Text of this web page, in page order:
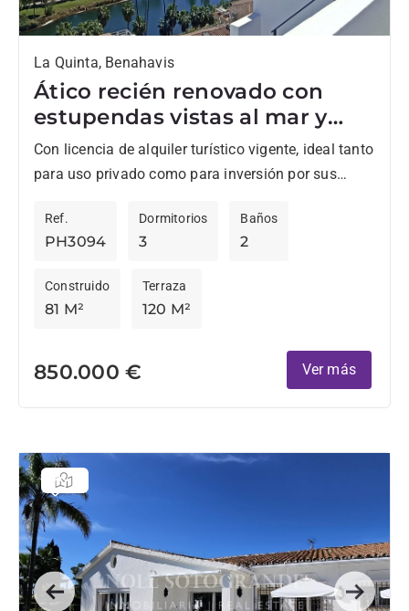
La Quinta, Benahavis
Ático recién renovado con
estupendas vistas al mar y
golf en La Quinta, Benahavis
Con licencia de alquiler turístico vigente, ideal tanto
para uso privado como para inversión por sus
reformado con enorme solarium...
PH3094
Ref.
3
Dormitorios
2
Baños
81 M²
Construido
120 M²
Terraza
850.000 € Ver más
Previous Next